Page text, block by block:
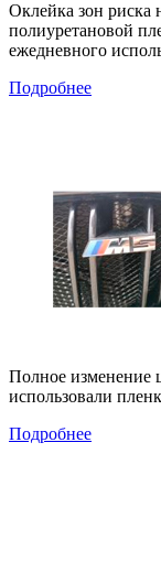
Оклейка зон
полиуретановой
ежедневного
Подробнее
Полное изменение
использовали
Подробнее